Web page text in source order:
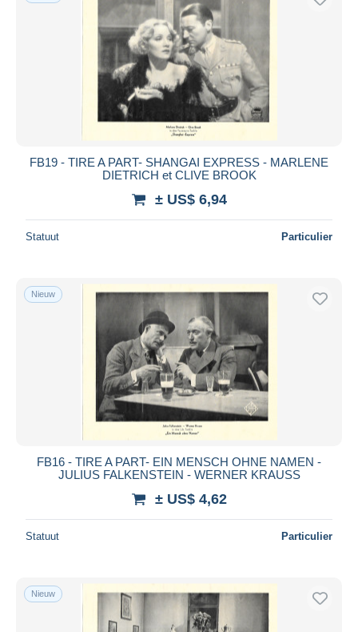
FB19 - TIRE A PART- SHANGAI EXPRESS - MARLENE
DIETRICH et CLIVE BROOK
± US$ 6,94
Statuut Particulier
Nieuw
FB16 - TIRE A PART- EIN MENSCH OHNE NAMEN -
JULIUS FALKENSTEIN - WERNER KRAUSS
± US$ 4,62
Statuut Particulier
Nieuw